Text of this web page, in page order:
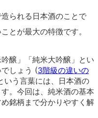
られる日本酒のことで
とが最大の特徴です。
醸」「純米大吟醸」とい
しょう (3階級の違いの
いう言葉には、日本酒の
。今回は、純米酒の基本
銘柄まで分かりやすく解